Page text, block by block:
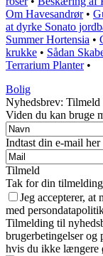
Om Havesandrør•
at dyrke Sonato
Summer Hortensia •
krukke • Sådan
Terrarium Planter•
Bolig
Nyhedsbrev: Tilmeld
Viden du kan bruge
Indtast din e-mail her
Tilmeld
Tak for din tilmelding
Jeg accepterer, at
med
Tilmelding til
brugerbetingelser og
hvis du ikke længere